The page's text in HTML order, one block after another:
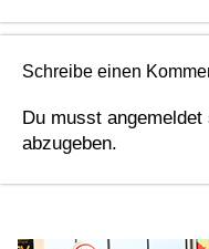
Schreibe einen
Du musst angemeldet
abzugeben.